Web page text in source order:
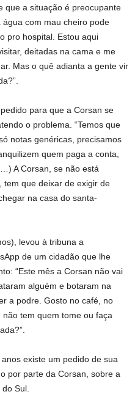
que a situação é preocupante
água com mau cheiro pode
pro hospital. Estou aqui
deitadas na cama e me
Mas o quê adianta a gente vir
para que a Corsan se
o problema. “Temos que
notas genéricas, precisamos
quem paga a conta,
A Corsan, se não está
tem que deixar de exigir de
na casa do santa-
levou à tribuna a
de um cidadão que lhe
“Este mês a Corsan não vai
alguém e botaram na
a podre. Gosto no café, no
tem quem tome ou faça
existe um pedido de sua
por parte da Corsan, sobre a
Sul.